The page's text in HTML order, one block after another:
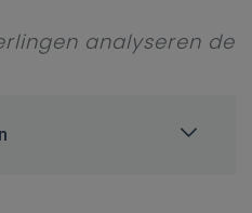
analyseren de